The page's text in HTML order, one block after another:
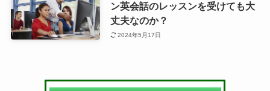
ン英会話のレッスンを受けても大
丈夫なのか？
2024年5月17日